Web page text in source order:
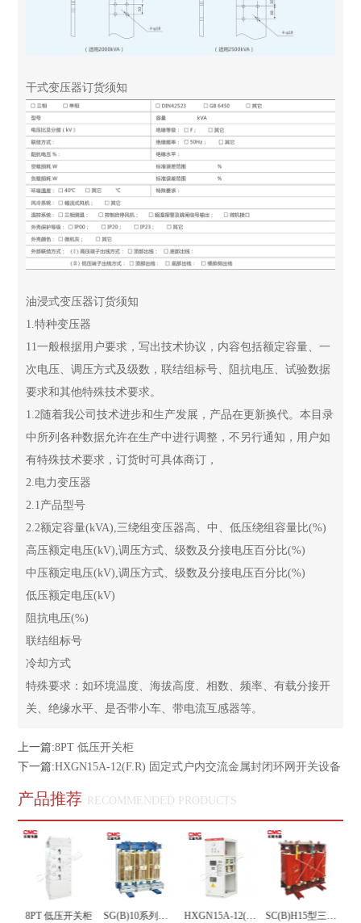
干式变压器订货须知
油浸式变压器订货须知
1.特种变压器
11一般根据用户要求，写出技术协议，内容包括额定容量、一
次电压、调压方式及级数，联结组标号、阻抗电压、试验数据
要求和其他特殊技术要求。
1.2随着我公司技术进步和生产发展，产品在更新换代。本目录
中所列各种数据允许在生产中进行调整，不另行通知，用户如
有特殊技术要求，订货时可具体商订，
2.电力变压器
2.1产品型号
2.2额定容量(kVA),三绕组变压器高、中、低压绕组容量比(%)
高压额定电压(kV),调压方式、级数及分接电压百分比(%)
中压额定电压(kV),调压方式、级数及分接电压百分比(%)
低压额定电压(kV)
阻抗电压(%)
联结组标号
冷却方式
特殊要求：如环境温度、海拔高度、相数、频率、有载分接开
关、绝缘水平、是否带小车、带电流互感器等。
上一篇:8PT 低压开关柜
下一篇:HXGN15A-12(F.R) 固定式户内交流金属封闭环网开关设备
产品推荐 RECOMMENDED PRODUCTS
8PT 低压开关柜 HXGN15A-12(F.R) 固定式户内交流金属封闭环网开关设备